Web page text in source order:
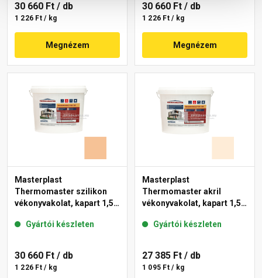
30 660 Ft / db
1 226 Ft / kg
Megnézem
30 660 Ft / db
1 226 Ft / kg
Megnézem
Masterplast
Thermomaster szilikon
vékonyvakolat, kapart 1,5
Gyártói készleten
30 660 Ft / db
1 226 Ft / kg
Masterplast
Thermomaster akril
vékonyvakolat, kapart 1,5
Gyártói készleten
27 385 Ft / db
1 095 Ft / kg